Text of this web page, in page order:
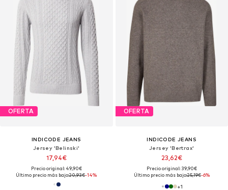
OFERTA
INDICODE JEANS
Jersey 'Belinski'
17,94€
Precio original: 49,90€
Último precio más bajo:20,93€-14%
OFERTA
INDICODE JEANS
Jersey 'Bertrax'
23,62€
Precio original: 39,90€
Último precio más bajo:25,19€-6%
+1